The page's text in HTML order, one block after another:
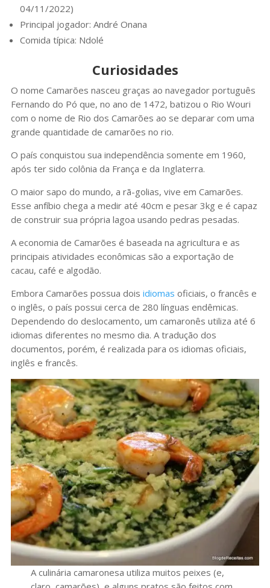
04/11/2022)
Principal jogador: André Onana
Comida típica: Ndolé
Curiosidades
O nome Camarões nasceu graças ao navegador português
Fernando do Pó que, no ano de 1472, batizou o Rio Wouri
com o nome de Rio dos Camarões ao se deparar com uma
grande quantidade de camarões no rio.
O país conquistou sua independência somente em 1960,
após ter sido colônia da França e da Inglaterra.
O maior sapo do mundo, a rã-golias, vive em Camarões.
Esse anfíbio chega a medir até 40cm e pesar 3kg e é capaz
de construir sua própria lagoa usando pedras pesadas.
A economia de Camarões é baseada na agricultura e as
principais atividades econômicas são a exportação de
cacau, café e algodão.
Embora Camarões possua dois idiomas oficiais, o francês e
o inglês, o país possui cerca de 280 línguas endêmicas.
Dependendo do deslocamento, um camaronês utiliza até 6
idiomas diferentes no mesmo dia. A tradução dos
documentos, porém, é realizada para os idiomas oficiais,
inglês e francês.
A culinária camaronesa utiliza muitos peixes (e,